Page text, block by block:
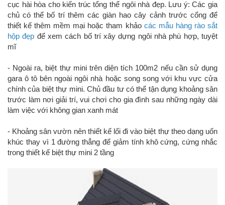
cục hài hòa cho kiến trúc tổng thể ngôi nhà đẹp. Lưu ý: Các gia
chủ có thể bố trí thêm các giàn hao cây cảnh trước cổng để
thiết kế thêm mềm mại hoặc tham khảo các mẫu hàng rào sắt
hộp đẹp để xem cách bố trí xây dựng ngôi nhà phù hợp, tuyệt
mĩ
- Ngoài ra, biệt thự mini trên diện tích 100m2 nếu cần sử dụng
gara ô tô bên ngoài ngôi nhà hoặc song song với khu vực cửa
chính của biệt thự mini. Chủ đầu tư có thể tận dụng khoảng sân
trước làm nơi giải trí, vui chơi cho gia đình sau những ngày dài
làm việc với không gian xanh mát
- Khoảng sân vườn nên thiết kế lối đi vào biệt thự theo dạng uốn
khúc thay vì 1 đường thẳng để giảm tính khô cứng, cứng nhắc
trong thiết kế biệt thự mini 2 tầng